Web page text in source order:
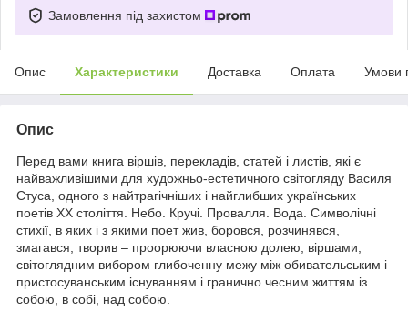
Замовлення під захистом
Опис Характеристики Доставка Оплата Умови
Опис
Перед вами книга віршів, перекладів, статей і листів, які є
найважливішими для художньо-естетичного світогляду Василя
Стуса, одного з найтрагічніших і найглибших українських
поетів ХХ століття. Небо. Кручі. Провалля. Вода. Символічні
стихії, в яких і з якими поет жив, боровся, розчинявся,
змагався, творив – проорюючи власною долею, віршами,
світоглядним вибором глибоченну межу між обивательським і
пристосуванським існуванням і гранично чесним життям із
собою, в собі, над собою.